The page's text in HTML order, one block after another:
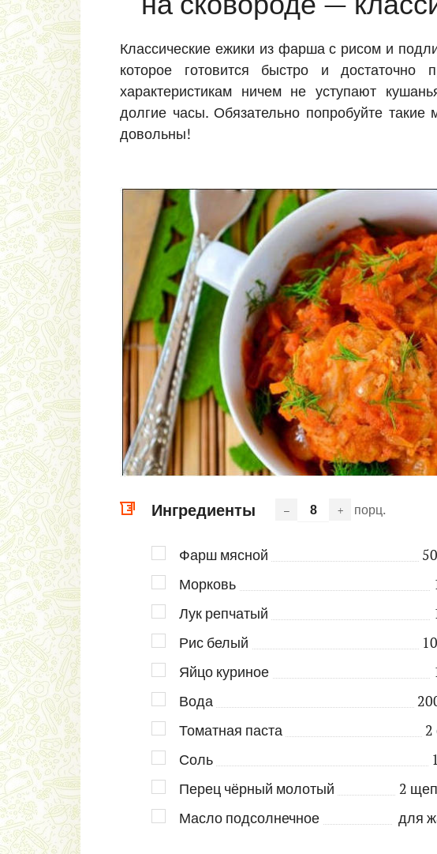
Классические ежики из фарша с рисом и
которое готовится быстро и
характеристикам ничем не уступают
долгие часы. Обязательно попробуйте
довольны!
Ингредиенты – + порц.
Фарш мясной
Морковь
Лук репчатый
Рис белый
Яйцо куриное
Вода
Томатная паста
2
Соль
1
Перец чёрный молотый
2
Масло подсолнечное
для